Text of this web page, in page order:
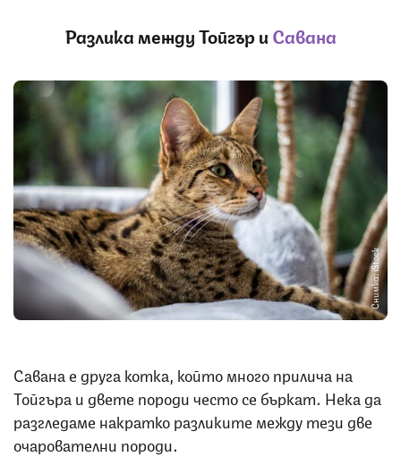
Разлика между Тойгър и Савана
Снимка: iStock
Савана е друга котка, който много прилича на
Тойгъра и двете породи често се бъркат. Нека да
разгледаме накратко разликите между тези две
очарователни породи.